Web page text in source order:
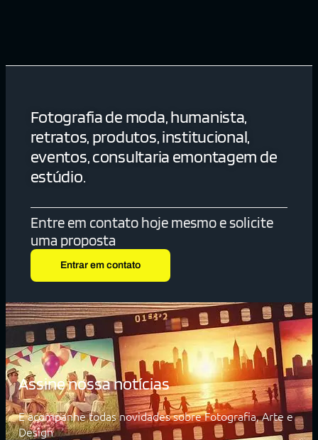
Fotografia de moda, humanista,
retratos, produtos, institucional,
eventos, consultaria emontagem de
estúdio.
Entre em contato hoje mesmo e solicite
uma proposta
Entrar em contato
Assine nossa notícias
E acompanhe todas novidades sobre Fotografia, Arte e
Design